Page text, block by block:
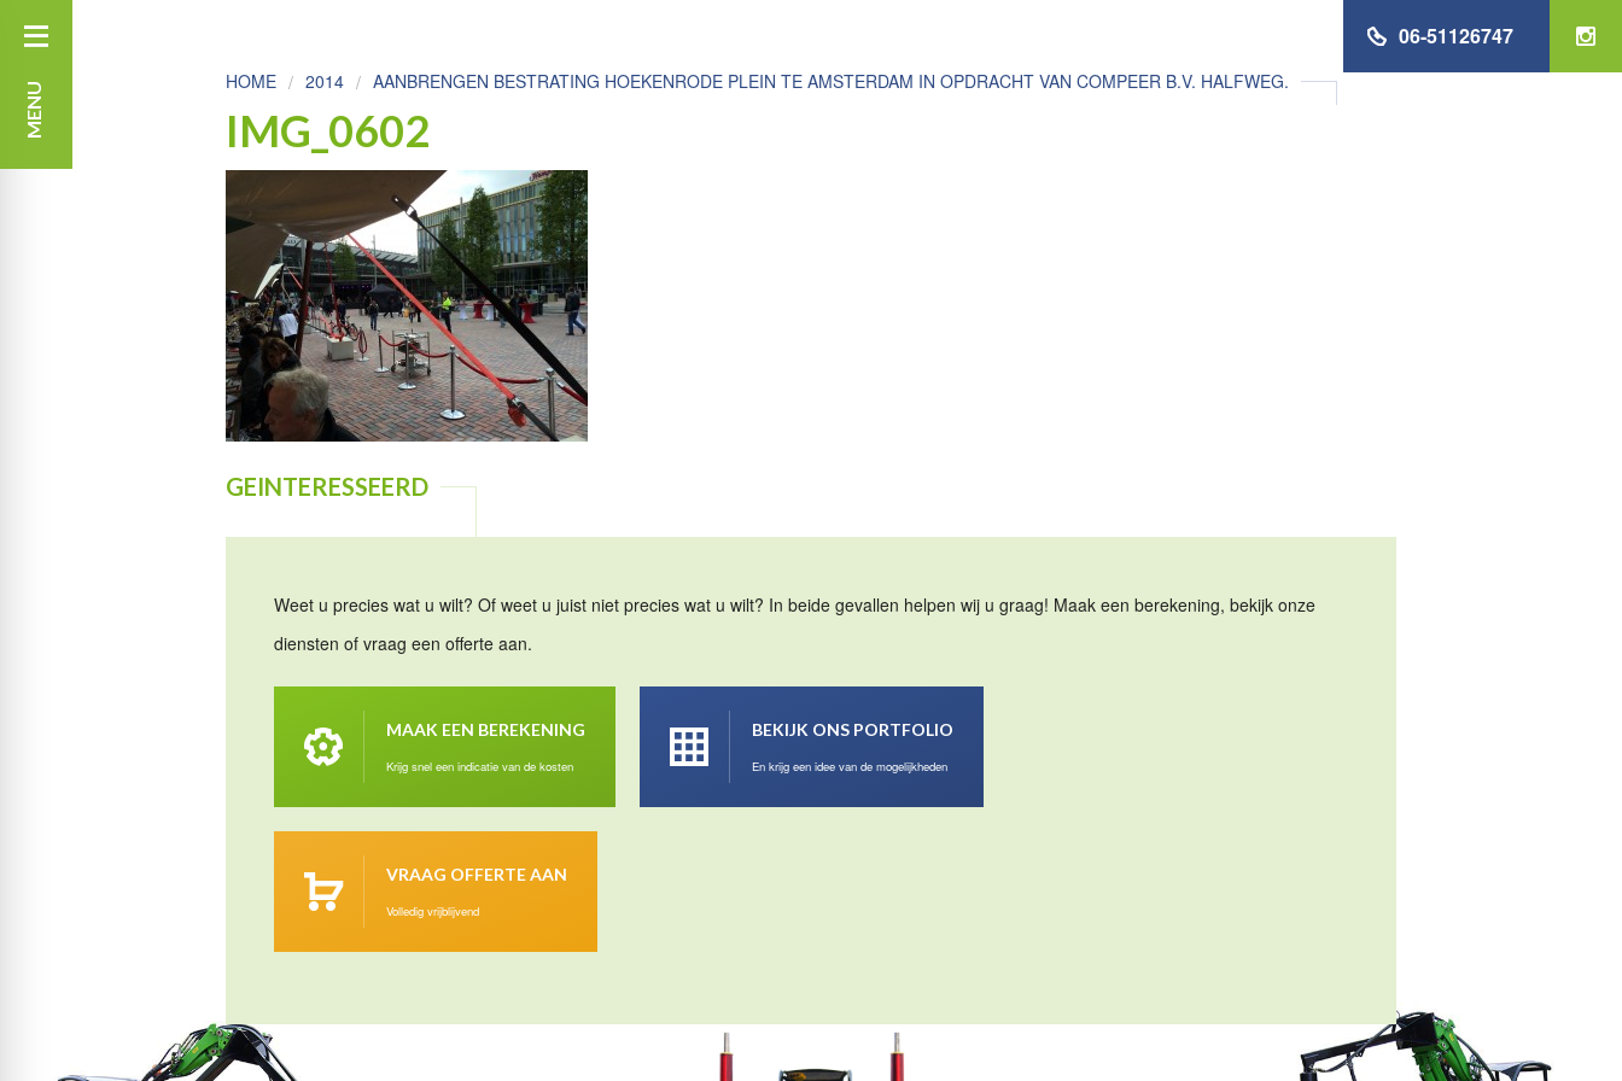
MENU
06-51126747
HOME 2014 AANBRENGEN BESTRATING HOEKENRODE PLEIN TE AMSTERDAM IN OPDRACHT VAN COMPEER B.V. HALFWEG.
IMG_0602
GEINTERESSEERD
Weet u precies wat u wilt? Of weet u juist niet precies wat u wilt? In beide gevallen helpen wij u graag! Maak een berekening, bekijk onze
diensten of vraag een offerte aan.
MAAK EEN BEREKENING
Krijg snel een indicatie van de kosten
BEKIJK ONS PORTFOLIO
En krijg een idee van de mogelijkheden
VRAAG OFFERTE AAN
Volledig vrijblijvend